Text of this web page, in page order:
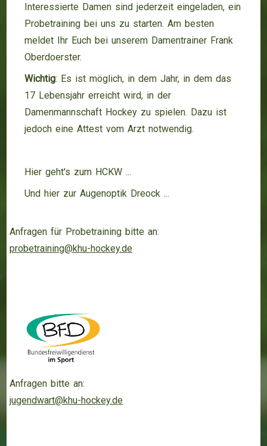
Interessierte Damen sind jederzeit eingeladen, ein
Probetraining bei uns zu starten. Am besten
meldet Ihr Euch bei unserem Damentrainer Frank
Oberdoerster.
Wichtig: Es ist möglich, in dem Jahr, in dem das
17 Lebensjahr erreicht wird, in der
Damenmannschaft Hockey zu spielen. Dazu ist
jedoch eine Attest vom Arzt notwendig.
Hier geht's zum HCKW ...
Und hier zur Augenoptik Dreock ...
Anfragen für Probetraining bitte an:
probetraining@khu-hockey.de
Anfragen bitte an:
jugendwart@khu-hockey.de